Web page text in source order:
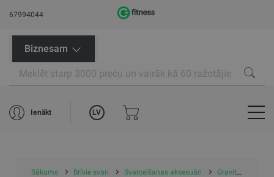
67994044
Biznesam
Ienākt LV
Sākums Brīvie svari Svarcelšanas aksesuāri Gravity R svarcelšanas kakla aizsargs